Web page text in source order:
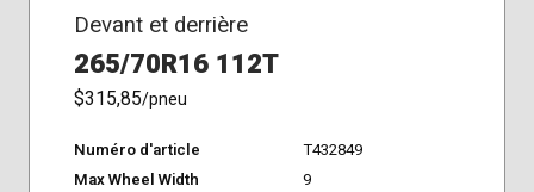
Devant et derrière
265/70R16 112T
$315,85/pneu
Numéro d'article
T432849
Max Wheel Width
9